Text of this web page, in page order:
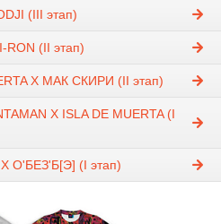
(III этап)
(II этап)
X МАК СКИРИ (II этап)
X ISLA DE MUERTA (I
О'БЕЗ'Б[Э] (I этап)